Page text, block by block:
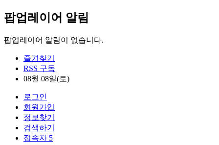
팝업레이어 알림
팝업레이어 알림이 없습니다.
즐겨찾기
RSS 구독
08월 08일(토)
로그인
회원가입
정보찾기
검색하기
접속자 5